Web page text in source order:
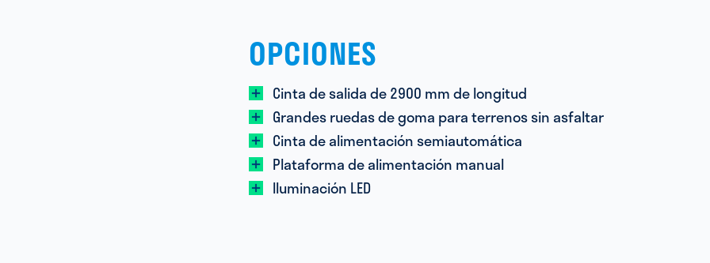
OPCIONES
Cinta de salida de 2900 mm de longitud
Grandes ruedas de goma para terrenos sin asfaltar
Cinta de alimentación semiautomática
Plataforma de alimentación manual
Iluminación LED